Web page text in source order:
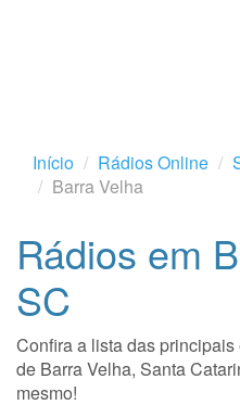
Início Rádios Online
Barra Velha
Rádios em
SC
Confira a lista das
de Barra Velha, Santa
mesmo!